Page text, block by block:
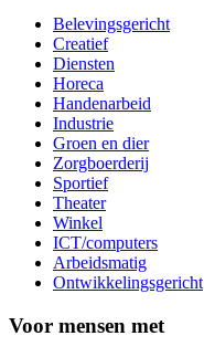
Belevingsgericht
Creatief
Diensten
Horeca
Handenarbeid
Industrie
Groen en dier
Zorgboerderij
Sportief
Theater
Winkel
ICT/computers
Arbeidsmatig
Ontwikkelingsgericht
Voor mensen met